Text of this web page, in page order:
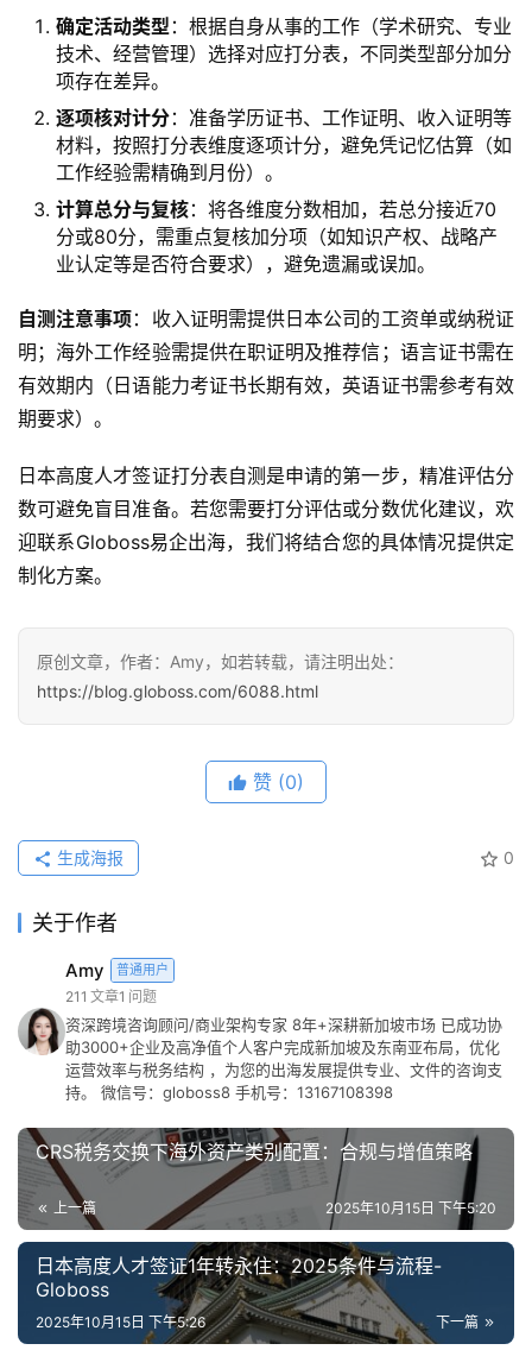
确定活动类型：根据自身从事的工作（学术研究、专业
技术、经营管理）选择对应打分表，不同类型部分加分
项存在差异。
逐项核对计分：准备学历证书、工作证明、收入证明等
材料，按照打分表维度逐项计分，避免凭记忆估算（如
工作经验需精确到月份）。
计算总分与复核：将各维度分数相加，若总分接近70
分或80分，需重点复核加分项（如知识产权、战略产
业认定等是否符合要求），避免遗漏或误加。
自测注意事项：收入证明需提供日本公司的工资单或纳税证
明；海外工作经验需提供在职证明及推荐信；语言证书需在
有效期内（日语能力考证书长期有效，英语证书需参考有效
期要求）。
日本高度人才签证打分表自测是申请的第一步，精准评估分
数可避免盲目准备。若您需要打分评估或分数优化建议，欢
迎联系Globoss易企出海，我们将结合您的具体情况提供定
制化方案。
原创文章，作者：Amy，如若转载，请注明出处：
https://blog.globoss.com/6088.html
赞 (0)
0
生成海报
关于作者
Amy 普通用户
211 文章1 问题
资深跨境咨询顾问/商业架构专家 8年+深耕新加坡市场 已成功协
助3000+企业及高净值个人客户完成新加坡及东南亚布局，优化
运营效率与税务结构 ，为您的出海发展提供专业、文件的咨询支
持。 微信号：globoss8 手机号：13167108398
CRS税务交换下海外资产类别配置：合规与增值策略
上一篇 2025年10月15日 下午5:20
日本高度人才签证1年转永住：2025条件与流程-
Globoss
下一篇
2025年10月15日 下午5:26